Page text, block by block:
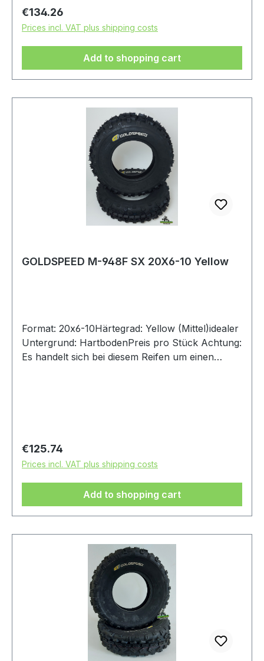
Regular price:
€134.26
Prices incl. VAT plus shipping costs
Add to shopping cart
GOLDSPEED M-948F SX 20X6-10 Yellow
Format: 20x6-10Härtegrad: Yellow (Mittel)idealer
Untergrund: HartbodenPreis pro Stück Achtung:
Es handelt sich bei diesem Reifen um einen
Regular price:
€125.74
Prices incl. VAT plus shipping costs
Add to shopping cart